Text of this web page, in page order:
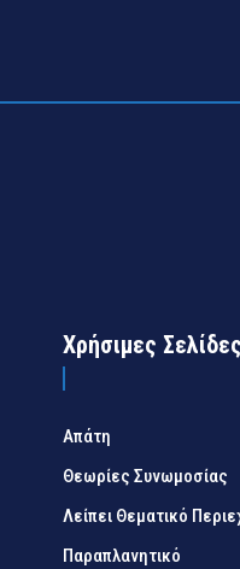
Χρήσιμες Σελίδες
Απάτη
Θεωρίες Συνωμοσίας
Λείπει Θεματικό
Παραπλανητικό